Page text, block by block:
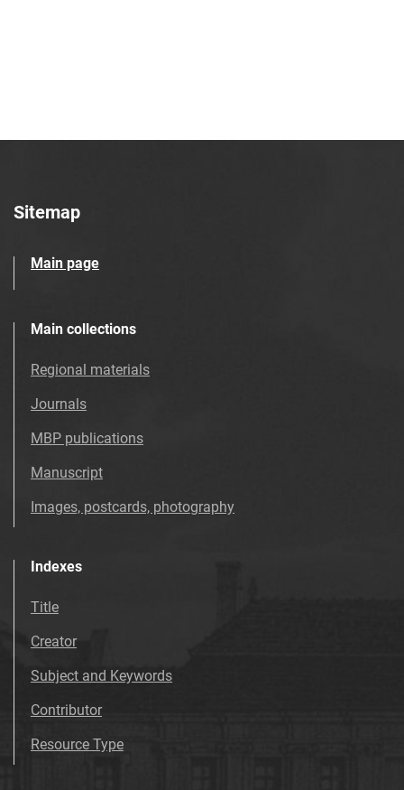
Azotowych im. Feliksa Dzierżyńskiego
Tarnowskie Azoty : tygodnik Zakładów
w Tarnowie. 1983, nr 34
Azotowych im. Feliksa Dzierżyńskiego
w Tarnowie. 1983, nr 35
Azotowych im. Feliksa Dzierżyńskiego
w Tarnowie. 1983, nr 36
Tarnowskie Azoty : tygodnik Zakładów
w Tarnowie. 1983, nr 39
Tarnowskie Azoty : tygodnik Zakładów
Sitemap
Main page
Main collections
Regional materials
Journals
MBP publications
Manuscript
Images, postcards, photography
Indexes
Title
Creator
Subject and Keywords
Contributor
Resource Type